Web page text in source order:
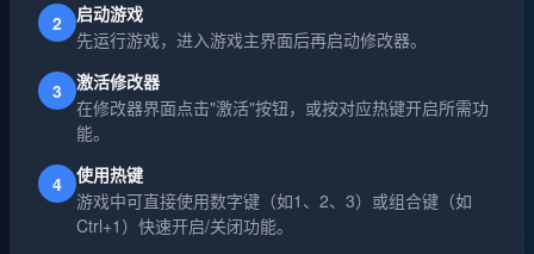
2
启动游戏
先运行游戏，进入游戏主界面后再启动修改器。
3
激活修改器
在修改器界面点击"激活"按钮，或按对应热键开启所需功
能。
4 使用热键
游戏中可直接使用数字键（如1、2、3）或组合键（如
Ctrl+1）快速开启/关闭功能。